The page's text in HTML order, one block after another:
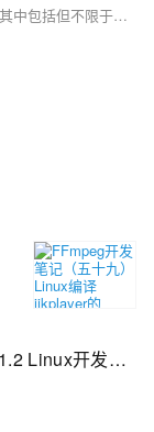
本文将深入探讨Linux系统中的动态链接库机制，这其中包括但不限于全局符号介入、延迟绑定以及地址无关代码等内容。
《Linux 高级程序设计（第三版）》——1.2 Linux开发初步